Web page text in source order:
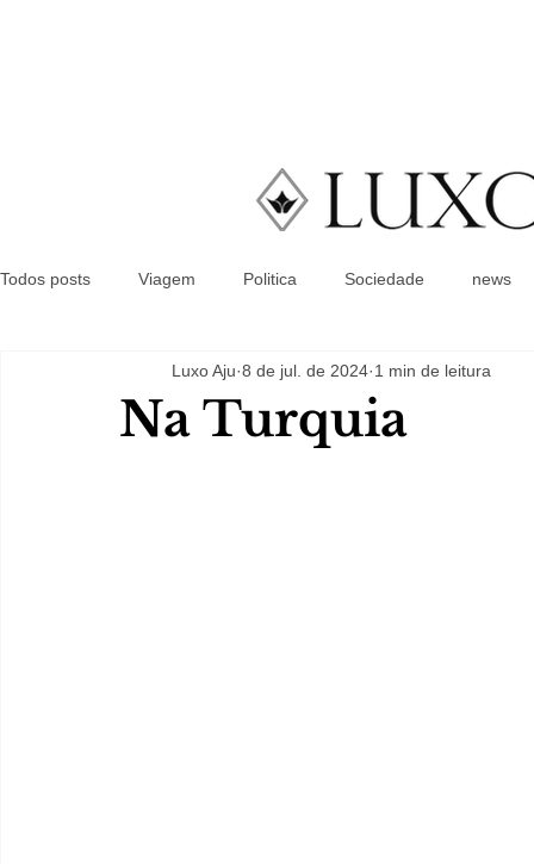
Todos posts Viagem Politica Sociedade news
Na Turquia
Luxo Aju 8 de jul. de 2024 1 min de leitura